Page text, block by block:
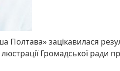
Полтава» зацікавилася
люстрації Громадської ради